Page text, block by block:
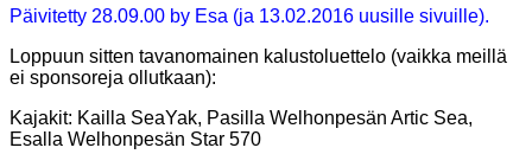
Päivitetty 28.09.00 by Esa (ja 13.02.2016 uusille sivuille).
Loppuun sitten tavanomainen kalustoluettelo (vaikka meillä
ei sponsoreja ollutkaan):
Kajakit: Kailla SeaYak, Pasilla Welhonpesän Artic Sea,
Esalla Welhonpesän Star 570